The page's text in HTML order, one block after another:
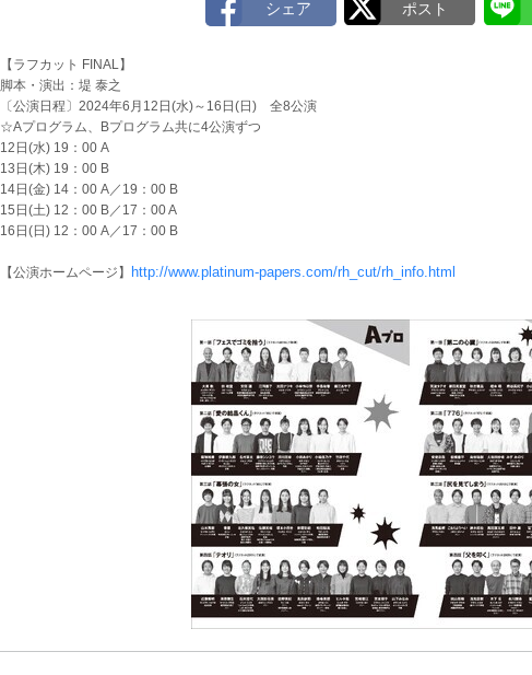
【ラフカット FINAL】
脚本・演出：堤 泰之
〔公演日程〕2024年6月12日(水)～16日(日) 全8公演
☆Aプログラム、Bプログラム共に4公演ずつ
12日(水) 19：00 A
13日(木) 19：00 B
14日(金) 14：00 A／19：00 B
15日(土) 12：00 B／17：00 A
16日(日) 12：00 A／17：00 B
【公演ホームページ】 http://www.platinum-papers.com/rh_cut/rh_info.html